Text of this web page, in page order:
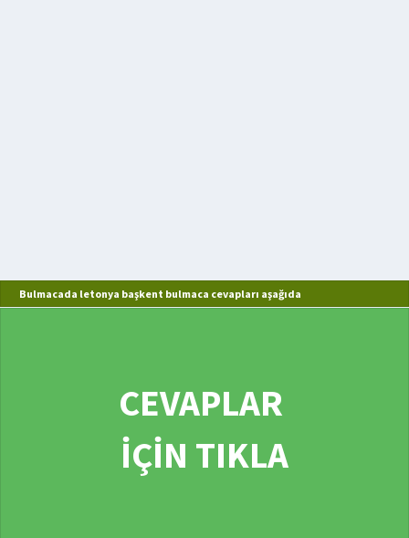
Bulmacada letonya başkent bulmaca cevapları aşağıda
CEVAPLAR
İÇİN TIKLA